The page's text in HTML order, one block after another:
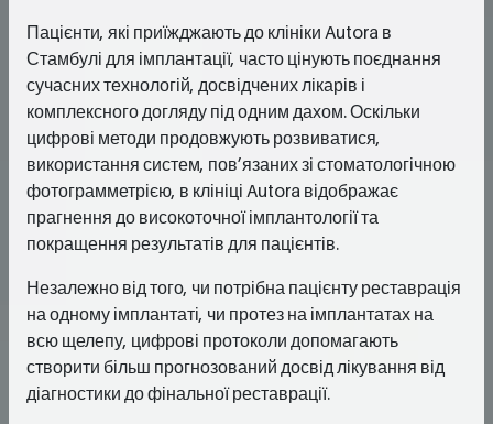
Пацієнти, які приїжджають до клініки Autora в
Стамбулі для імплантації, часто цінують поєднання
сучасних технологій, досвідчених лікарів і
комплексного догляду під одним дахом. Оскільки
цифрові методи продовжують розвиватися,
використання систем, пов’язаних зі стоматологічною
фотограмметрією, в клініці Autora відображає
прагнення до високоточної імплантології та
покращення результатів для пацієнтів.
Незалежно від того, чи потрібна пацієнту реставрація
на одному імплантаті, чи протез на імплантатах на
всю щелепу, цифрові протоколи допомагають
створити більш прогнозований досвід лікування від
діагностики до фінальної реставрації.